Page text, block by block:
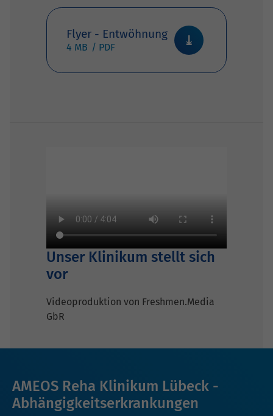
Flyer - Entwöhnung
4 MB
Unser Klinikum stellt sich
vor
Videoproduktion von Freshmen.Media
GbR
AMEOS Reha Klinikum Lübeck -
Abhängigkeitserkrankungen